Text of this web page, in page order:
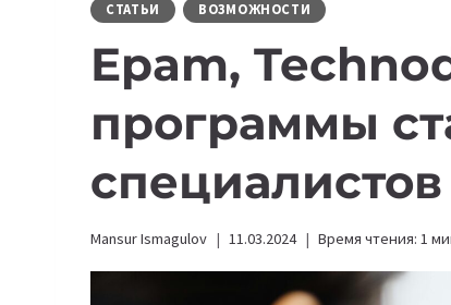
СТАТЬИ ВОЗМОЖНОСТИ
Epam,
программы
специалистов
Mansur Ismagulov 11.03.2024 Время чтения: 1